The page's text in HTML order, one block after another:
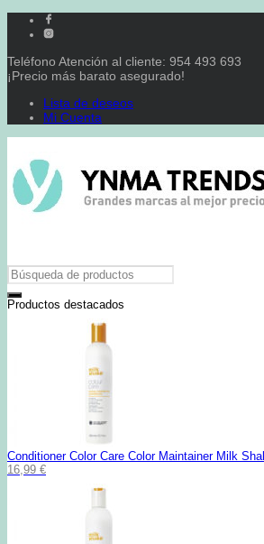
Teléfono Atención al cliente: 954 493 693
¡Precio más barato asegurado!
Lista de deseos
Mi Cuenta
Productos destacados
Conditioner Color Care Color Maintainer Milk
16,99 €